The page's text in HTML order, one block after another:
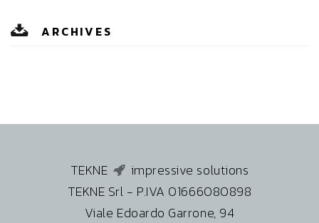
ARCHIVES
TEKNE
impressive solutions
TEKNE Srl - P.IVA 01666080898
Viale Edoardo Garrone, 94